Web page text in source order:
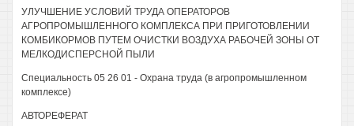
УЛУЧШЕНИЕ УСЛОВИЙ ТРУДА ОПЕРАТОРОВ
АГРОПРОМЫШЛЕННОГО КОМПЛЕКСА ПРИ ПРИГОТОВЛЕНИИ
КОМБИКОРМОВ ПУТЕМ ОЧИСТКИ ВОЗДУХА РАБОЧЕЙ ЗОНЫ ОТ
МЕЛКОДИСПЕРСНОЙ ПЫЛИ
Специальность 05 26 01 - Охрана труда (в агропромышленном
комплексе)
АВТОРЕФЕРАТ